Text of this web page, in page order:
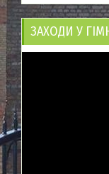
ЗАХОДИ У